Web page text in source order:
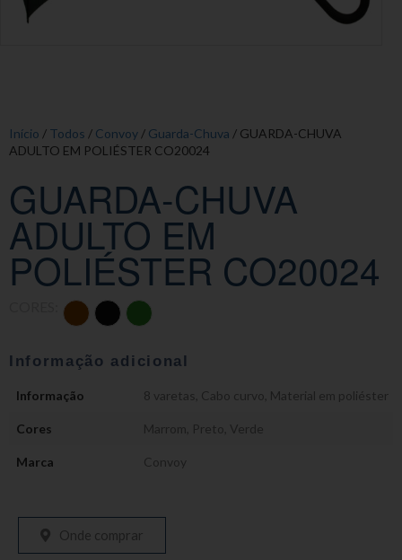
Início / Todos / Convoy / Guarda-Chuva / GUARDA-CHUVA
ADULTO EM POLIÉSTER CO20024
GUARDA-CHUVA
ADULTO EM
POLIÉSTER CO20024
Informação adicional
Informação 8 varetas Cabo curvo Material em poliéster
Cores Marrom Preto Verde
Marca Convoy
Onde comprar